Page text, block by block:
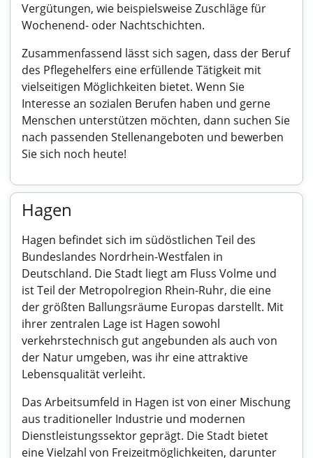
Vergütungen, wie beispielsweise Zuschläge für
Wochenend- oder Nachtschichten.
Zusammenfassend lässt sich sagen, dass der Beruf
des Pflegehelfers eine erfüllende Tätigkeit mit
vielseitigen Möglichkeiten bietet. Wenn Sie
Interesse an sozialen Berufen haben und gerne
Menschen unterstützen möchten, dann suchen Sie
nach passenden Stellenangeboten und bewerben
Sie sich noch heute!
Hagen
Hagen befindet sich im südöstlichen Teil des
Bundeslandes Nordrhein-Westfalen in
Deutschland. Die Stadt liegt am Fluss Volme und
ist Teil der Metropolregion Rhein-Ruhr, die eine
der größten Ballungsräume Europas darstellt. Mit
ihrer zentralen Lage ist Hagen sowohl
verkehrstechnisch gut angebunden als auch von
der Natur umgeben, was ihr eine attraktive
Lebensqualität verleiht.
Das Arbeitsumfeld in Hagen ist von einer Mischung
aus traditioneller Industrie und modernen
Dienstleistungssektor geprägt. Die Stadt bietet
eine Vielzahl von Freizeitmöglichkeiten, darunter